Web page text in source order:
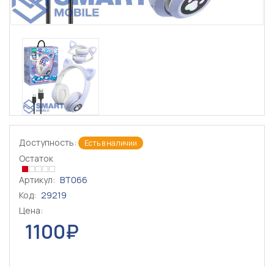
Доступность: Есть в наличии
Остаток
Артикул: BT066
Код: 29219
Цена:
1100₽